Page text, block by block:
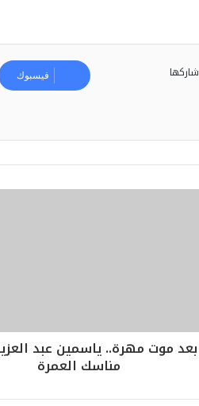
شاركها فيسبوك
بعد موت مهرة.. ياسمين عبد
مناسك العمرة